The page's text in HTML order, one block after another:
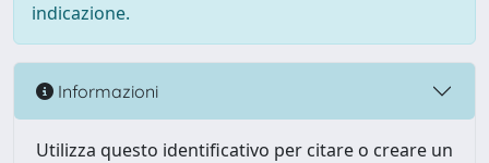
indicazione.
Informazioni
Utilizza questo identificativo per citare o creare un